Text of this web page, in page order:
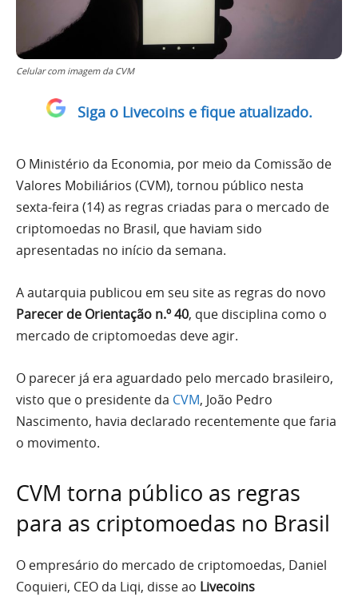
Celular com imagem da CVM
Siga o Livecoins e fique atualizado.
O Ministério da Economia, por meio da Comissão de
Valores Mobiliários (CVM), tornou público nesta
sexta-feira (14) as regras criadas para o mercado de
criptomoedas no Brasil, que haviam sido
apresentadas no início da semana.
A autarquia publicou em seu site as regras do novo
Parecer de Orientação n.º 40, que disciplina como o
mercado de criptomoedas deve agir.
O parecer já era aguardado pelo mercado brasileiro,
visto que o presidente da CVM, João Pedro
Nascimento, havia declarado recentemente que faria
o movimento.
CVM torna público as regras
para as criptomoedas no Brasil
O empresário do mercado de criptomoedas, Daniel
Coquieri, CEO da Liqi, disse ao Livecoins